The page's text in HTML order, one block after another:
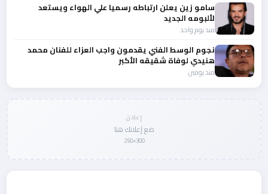
سامو زين يعلن ارتباطه رسميا علي الهواء ويستعد
لألبومه الجديد
منذ يوم واحد
نجوم الوسط الفني يقدمون واجب العزاء للفنان محمد
هنيدي لوفاة شقيقه الأكبر
منذ يومين
إعلان
ضع إعلانك هنا
300×250